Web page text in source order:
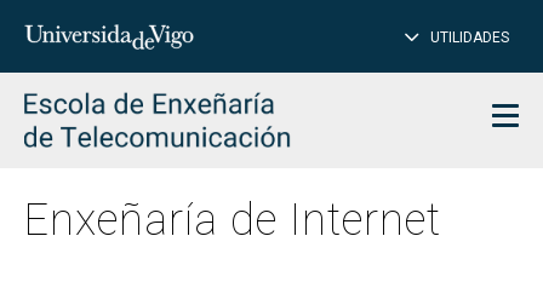
Introduce
para
buscar
UTILIDADES
Enxeñaría de Internet